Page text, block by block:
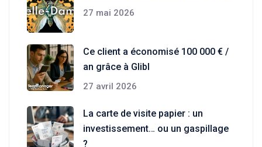
27 mai 2026
Ce client a économisé 100 000 € /
an grâce à Glibl
27 avril 2026
La carte de visite papier : un
investissement… ou un gaspillage
?